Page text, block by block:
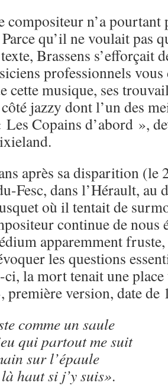
compositeur n’a pourtant
qu’il ne voulait pas
Brassens s’efforçait
professionnels
cette musique, ses
jazzy dont l’un des
Les Copains d’abord »,
après sa disparition (le
Fesc, dans l’Hérault, au
où il tentait de
continue de nous
apparemment
les questions
ci, la mort tenait une
première version, date de
comme un saule
qui partout me suit
sur l’épaule
haut si j’y suis».